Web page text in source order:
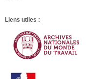
Liens utiles :